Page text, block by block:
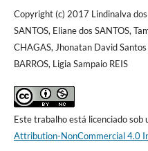
Copyright (c) 2017 Lindinalva
SANTOS, Eliane dos SANTOS,
CHAGAS, Jhonatan David
BARROS, Ligia Sampaio REIS
Este trabalho está licenciado sob
Attribution-NonCommercial 4.0